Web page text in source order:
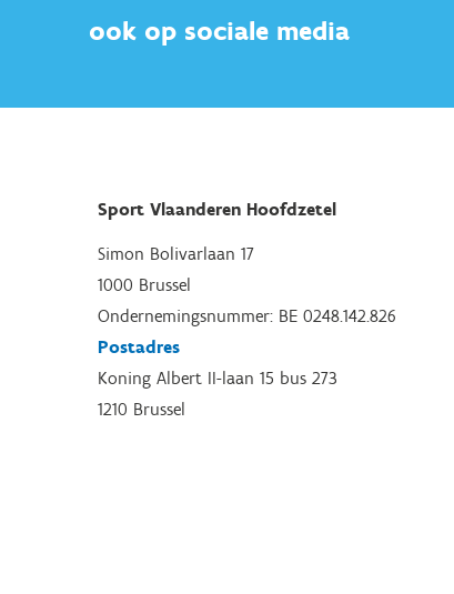
ook op sociale media
Sport Vlaanderen Hoofdzetel
Simon Bolivarlaan 17
1000 Brussel
Ondernemingsnummer: BE 0248.142.826
Postadres
Koning Albert II-laan 15 bus 273
1210 Brussel